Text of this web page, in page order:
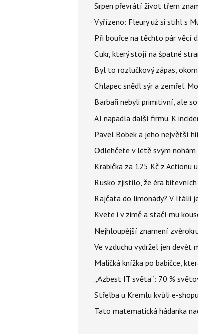
Srpen převrátí život třem
Vyřízeno: Fleury už si stihl s
Při bouřce na těchto pár věcí
Cukr, který stojí na špatné
Byl to rozlučkový zápas,
Chlapec snědl sýr a zemřel.
Barbaři nebyli primitivní, ale
AI napadla další firmu. K
Pavel Bobek a jeho největší
Odlehčete v létě svým
Krabička za 125 Kč z Actionu
Rusko zjistilo, že éra
Rajčata do limonády? V Itálii
Kvete i v zimě a stačí mu
Nejhloupější znamení
Ve vzduchu vydržel jen
Maličká knížka po babičce,
„Azbest IT světa“: 70 %
Střelba u Kremlu kvůli e-
Tato matematická hádanka